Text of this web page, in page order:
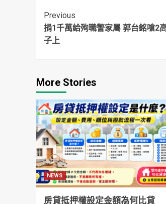
Continue
Reading
Previous
捐1千萬給殉職警家屬 郭台銘嗆2
子上
More Stories
NEWS
房貸抵押權設定金額為何比貸